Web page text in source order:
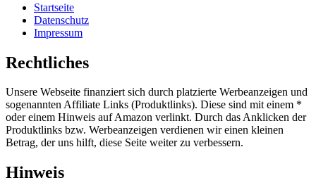
Startseite
Datenschutz
Impressum
Rechtliches
Unsere Webseite finanziert sich durch platzierte Werbeanzeigen und
sogenannten Affiliate Links (Produktlinks). Diese sind mit einem *
oder einem Hinweis auf Amazon verlinkt. Durch das Anklicken der
Produktlinks bzw. Werbeanzeigen verdienen wir einen kleinen
Betrag, der uns hilft, diese Seite weiter zu verbessern.
Hinweis